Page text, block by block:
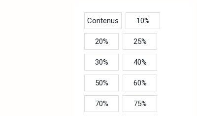
Contenus 10%
20% 25%
30% 40%
50% 60%
70% 75%